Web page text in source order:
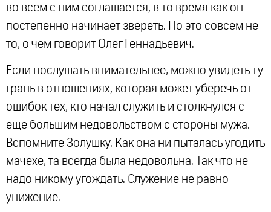
во всем с ним соглашается, в то время как он
постепенно начинает звереть. Но это совсем не
то, о чем говорит Олег Геннадьевич.
Если послушать внимательнее, можно увидеть ту
грань в отношениях, которая может уберечь от
ошибок тех, кто начал служить и столкнулся с
еще большим недовольством с стороны мужа.
Вспомните Золушку. Как она ни пыталась угодить
мачехе, та всегда была недовольна. Так что не
надо никому угождать. Служение не равно
унижение.